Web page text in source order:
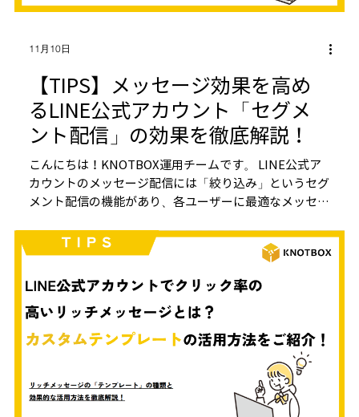
11月10日
【TIPS】メッセージ効果を高め
るLINE公式アカウント「セグメ
ント配信」の効果を徹底解説！
こんにちは！KNOTBOX運用チームです。 LINE公式ア
カウントのメッセージ配信には「絞り込み」というセグ
メント配信の機能があり、各ユーザーに最適なメッセー